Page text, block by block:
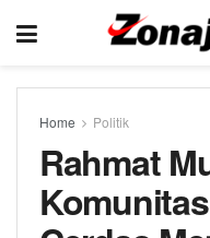
Home Politik
Rahmat